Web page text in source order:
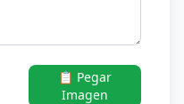
📋 Pegar
Imagen